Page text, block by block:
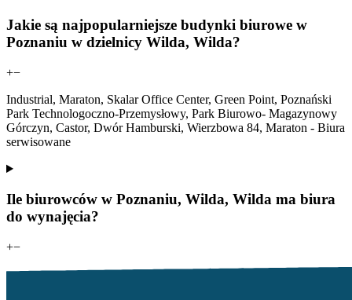
Jakie są najpopularniejsze budynki biurowe w
Poznaniu w dzielnicy Wilda, Wilda?
+−
Industrial, Maraton, Skalar Office Center, Green Point, Poznański
Park Technologoczno-Przemysłowy, Park Biurowo- Magazynowy
Górczyn, Castor, Dwór Hamburski, Wierzbowa 84, Maraton - Biura
serwisowane
Ile biurowców w Poznaniu, Wilda, Wilda ma biura
do wynajęcia?
+−